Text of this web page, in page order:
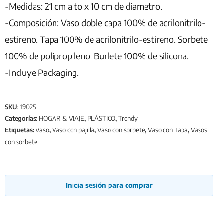
-Medidas: 21 cm alto x 10 cm de diametro.
-Composición: Vaso doble capa 100% de acrilonitrilo-
estireno. Tapa 100% de acrilonitrilo-estireno. Sorbete
100% de polipropileno. Burlete 100% de silicona.
-Incluye Packaging.
SKU:19025
Categorías: HOGAR & VIAJE, PLÁSTICO,Trendy
Etiquetas:Vaso,Vaso con pajilla,Vaso con sorbete,Vaso con Tapa,Vasos
con sorbete
Inicia sesión para comprar